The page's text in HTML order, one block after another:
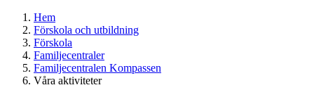
Hem
Förskola och utbildning
Förskola
Familjecentraler
Familjecentralen Kompassen
Våra aktiviteter